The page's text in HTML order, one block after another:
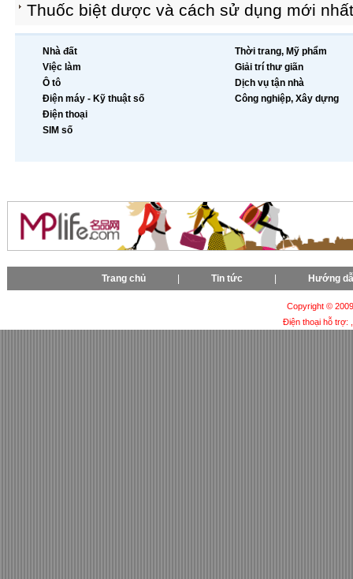
Thuốc biệt dược và cách sử dụng mới nhất
Nhà đất
Việc làm
Ô tô
Điện máy - Kỹ thuật số
Điện thoại
SIM số
Thời trang, Mỹ phẩm
Giải trí thư giãn
Dịch vụ tận nhà
Công nghiệp, Xây dựng
Trang chủ Tin tức Hướng
Copyright ©
Điện thoại hỗ trợ: